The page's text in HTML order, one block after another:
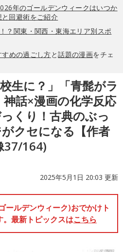
年のゴールデンウィークはいつか
回避術をご紹介
？関東・関西・東海エリア別スポ
すめの過ごし方と話題の漫画をチェ
生に？」「青髭がラ
話×漫画の化学反応
くり！古典のぶっ
クセになる【作者
37/164)
2025年5月1日 20:03 更新
ールデンウィーク)おでかけト
。最新トピックスはこちら